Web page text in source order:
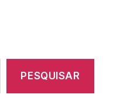
PESQUISAR